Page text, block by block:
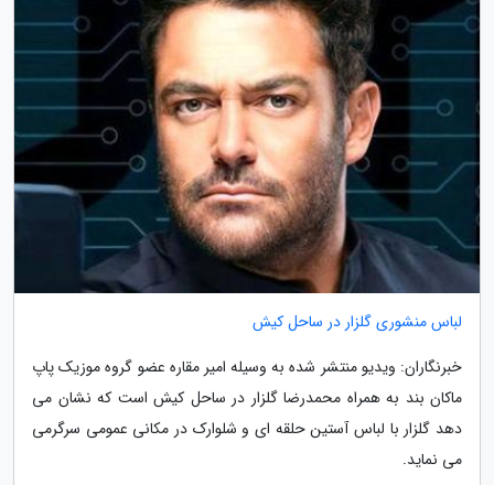
لباس منشوری گلزار در ساحل کیش
خبرنگاران: ویدیو منتشر شده به وسیله امیر مقاره عضو گروه موزیک پاپ
ماکان بند به همراه محمدرضا گلزار در ساحل کیش است که نشان می
دهد گلزار با لباس آستین حلقه ای و شلوارک در مکانی عمومی سرگرمی
می نماید.